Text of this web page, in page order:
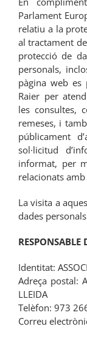
Parlament
relatiu a la
al tractament
protecció de
personals,
pàgina web es
Raier per
les consultes,
remeses, i
públicament
sol·licitud
informat, per
relacionats amb
La visita a
dades
RESPONSABLE
Identitat:
Adreça postal:
LLEIDA
Telèfon: 973
Correu